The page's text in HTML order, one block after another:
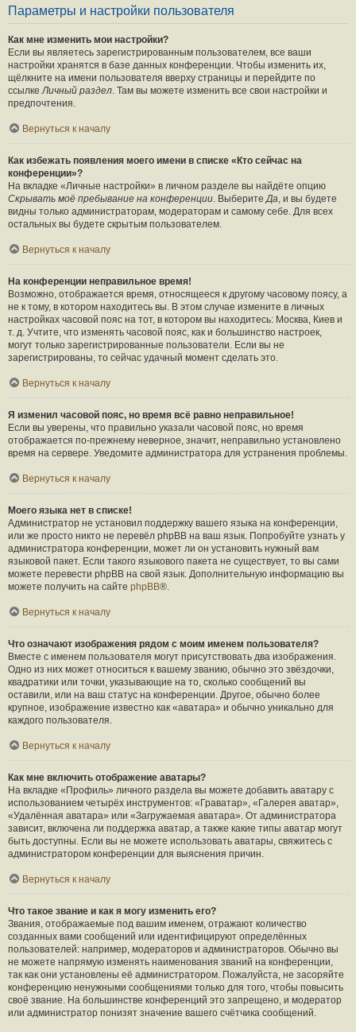
Параметры и настройки пользователя
Как мне изменить мои настройки?
Если вы являетесь зарегистрированным пользователем, все ваши
настройки хранятся в базе данных конференции. Чтобы изменить их,
щёлкните на имени пользователя вверху страницы и перейдите по
ссылкеЛичный раздел. Там вы можете изменить все свои настройки и
предпочтения.
Вернуться к началу
Как избежать появления моего имени в списке «Кто сейчас на
конференции»?
На вкладке «Личные настройки» в личном разделе вы найдёте опцию
Скрывать моё пребывание на конференции. ВыберитеДа, и вы будете
видны только администраторам, модераторам и самому себе. Для всех
остальных вы будете скрытым пользователем.
Вернуться к началу
На конференции неправильное время!
Возможно, отображается время, относящееся к другому часовому поясу, а
не к тому, в котором находитесь вы. В этом случае измените в личных
настройках часовой пояс на тот, в котором вы находитесь: Москва, Киев и
т. д. Учтите, что изменять часовой пояс, как и большинство настроек,
могут только зарегистрированные пользователи. Если вы не
зарегистрированы, то сейчас удачный момент сделать это.
Вернуться к началу
Я изменил часовой пояс, но время всё равно неправильное!
Если вы уверены, что правильно указали часовой пояс, но время
отображается по-прежнему неверное, значит, неправильно установлено
время на сервере. Уведомите администратора для устранения проблемы.
Вернуться к началу
Моего языка нет в списке!
Администратор не установил поддержку вашего языка на конференции,
или же просто никто не перевёл phpBB на ваш язык. Попробуйте узнать у
администратора конференции, может ли он установить нужный вам
языковой пакет. Если такого языкового пакета не существует, то вы сами
можете перевести phpBB на свой язык. Дополнительную информацию вы
можете получить на сайте phpBB®.
Вернуться к началу
Что означают изображения рядом с моим именем пользователя?
Вместе с именем пользователя могут присутствовать два изображения.
Одно из них может относиться к вашему званию, обычно это звёздочки,
квадратики или точки, указывающие на то, сколько сообщений вы
оставили, или на ваш статус на конференции. Другое, обычно более
крупное, изображение известно как «аватара» и обычно уникально для
каждого пользователя.
Вернуться к началу
Как мне включить отображение аватары?
На вкладке «Профиль» личного раздела вы можете добавить аватару с
использованием четырёх инструментов: «Граватар», «Галерея аватар»,
«Удалённая аватара» или «Загружаемая аватара». От администратора
зависит, включена ли поддержка аватар, а также какие типы аватар могут
быть доступны. Если вы не можете использовать аватары, свяжитесь с
администратором конференции для выяснения причин.
Вернуться к началу
Что такое звание и как я могу изменить его?
Звания, отображаемые под вашим именем, отражают количество
созданных вами сообщений или идентифицируют определённых
пользователей: например, модераторов и администраторов. Обычно вы
не можете напрямую изменять наименования званий на конференции,
так как они установлены её администратором. Пожалуйста, не засоряйте
конференцию ненужными сообщениями только для того, чтобы повысить
своё звание. На большинстве конференций это запрещено, и модератор
или администратор понизят значение вашего счётчика сообщений.